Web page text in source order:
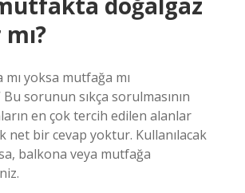
yoksa mutfağa mı
sorunun sıkça sorulmasının
en çok tercih edilen alanlar
net bir cevap yoktur. Kullanılacak
balkona veya mutfağa